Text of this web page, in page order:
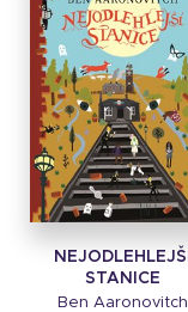
NEJODLEHLEJŠÍ
STANICE
Ben Aaronovitch